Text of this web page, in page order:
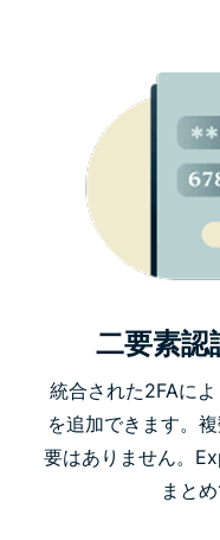
二要素認
統合された2FAに
を追加できます。
要はありません。
まと